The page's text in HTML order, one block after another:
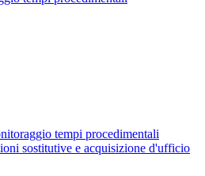
tempi procedimentali
sostitutive e acquisizione d'ufficio